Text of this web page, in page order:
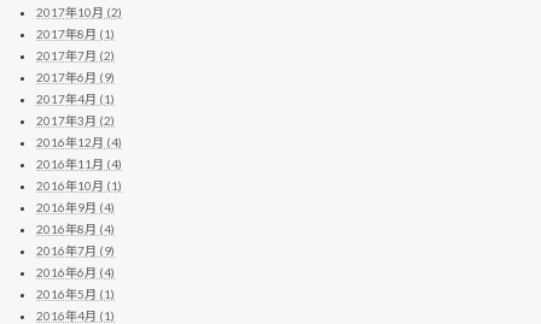
2017年10月 (2)
2017年8月 (1)
2017年7月 (2)
2017年6月 (9)
2017年4月 (1)
2017年3月 (2)
2016年12月 (4)
2016年11月 (4)
2016年10月 (1)
2016年9月 (4)
2016年8月 (4)
2016年7月 (9)
2016年6月 (4)
2016年5月 (1)
2016年4月 (1)